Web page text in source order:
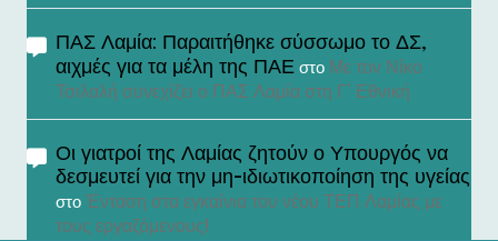
ΠΑΣ Λαμία: Παραιτήθηκε σύσσωμο το ΔΣ,
αιχμές για τα μέλη της ΠΑΕ στο Με τον Νίκο
Τσιλαλή συνεχίζει ο ΠΑΣ Λαμία στη Γ’ Εθνική
Οι γιατροί της Λαμίας ζητούν ο Υπουργός να
δεσμευτεί για την μη-ιδιωτικοποίηση της υγείας
στο Ένταση στα εγκαίνια του νέου ΤΕΠ Λαμίας με
τους εργαζόμενους!